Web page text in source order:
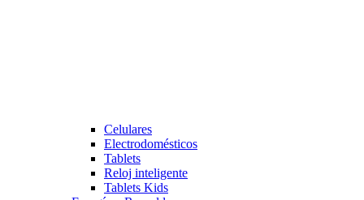
Celulares
Electrodomésticos
Tablets
Reloj inteligente
Tablets Kids